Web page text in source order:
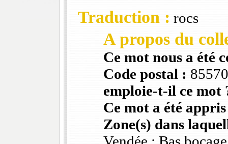
Traduction : rocs
A propos du
Ce mot nous a été
Code postal :
emploie-t-il ce mot
Ce mot a été
Zone(s) dans